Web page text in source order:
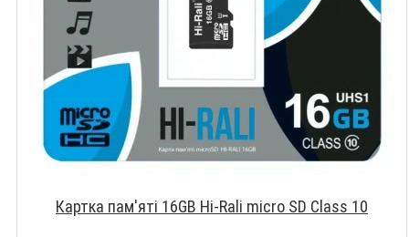
Картка пам'яті 16GB Hi-Rali micro SD Class 10